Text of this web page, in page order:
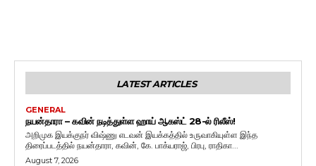
LATEST ARTICLES
GENERAL
நயன்தாரா – கவின் நடித்துள்ள ஹாய் ஆகஸ்ட் 28-ல் ரிலீஸ்!
அறிமுக இயக்குநர் விஷ்ணு எடவன் இயக்கத்தில் உருவாகியுள்ள இந்த
திரைப்படத்தில் நயன்தாரா, கவின், கே. பாக்யராஜ், பிரபு, ராதிகா...
August 7, 2026